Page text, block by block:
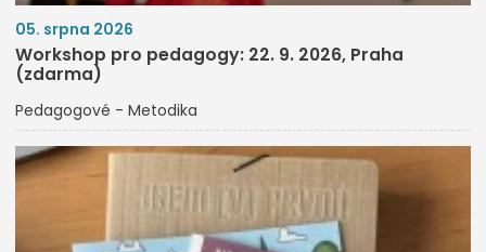
05. srpna 2026
Workshop pro pedagogy: 22. 9. 2026, Praha
(zdarma)
Pedagogové - Metodika